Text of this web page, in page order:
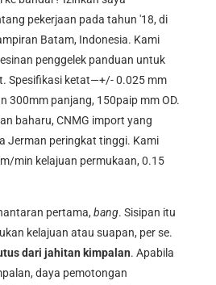
pekerjaan pada tahun '18, di
Batam, Indonesia. Kami
penggelek panduan untuk
Spesifikasi ketat—+/- 0.025 mm
300mm panjang, 150paip mm OD.
baharu, CNMG import yang
Jerman peringkat tinggi. Kami
min kelajuan permukaan, 0.15
pertama,bang. Sisipan itu
kelajuan atau suapan, per se.
dari jahitan kimpalan. Apabila
daya pemotongan